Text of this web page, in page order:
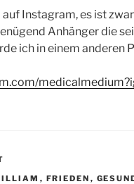
auf Instagram, es ist
Anhänger die
ich in einem anderen
, FRIEDEN ,